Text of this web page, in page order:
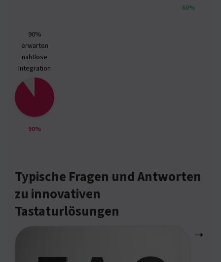
60%
90%
erwarten
nahtlose
Integration
90%
Typische Fragen und Antworten
zu innovativen
Tastaturlösungen
➝